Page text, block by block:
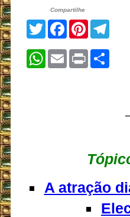
Compartilhe
TwitterFacebook
Pinterest
WhatsApp
EmailPrint
A atração